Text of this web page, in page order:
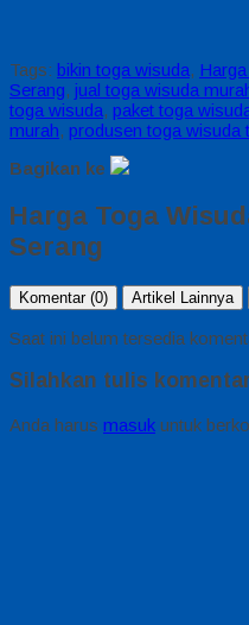
Tags: bikin toga wisuda,
Serang, jual toga wisuda
toga wisuda, paket toga
murah, produsen toga wisuda
Bagikan ke
Harga Toga
Serang
Komentar (0) Artikel Lainnya
Saat ini belum tersedia
Silahkan tulis
Anda harus masuk untuk